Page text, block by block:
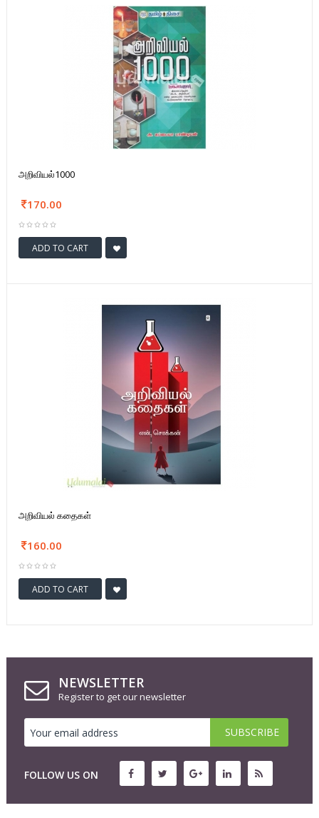
அறிவியல்1000
170.00
ADD TO CART
அறிவியல் கதைகள்
160.00
ADD TO CART
NEWSLETTER
Register to get our newsletter
FOLLOW US ON